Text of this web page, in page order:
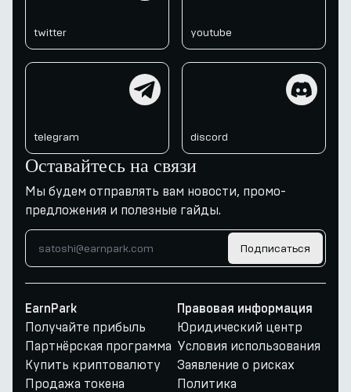
twitter youtube
telegram discord
Оставайтесь на связи
Мы будем отправлять вам новости, промо-
предложения и полезные гайды.
Подписаться
EarnPark
Получайте прибыль
Партнёрская программа
Купить криптовалюту
Продажа токена
Правовая информация
Юридический центр
Условия использования
Заявление о рисках
Политика